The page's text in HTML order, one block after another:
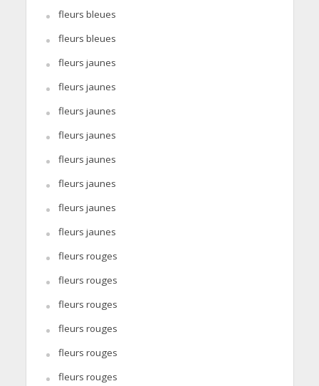
fleurs bleues
fleurs bleues
fleurs jaunes
fleurs jaunes
fleurs jaunes
fleurs jaunes
fleurs jaunes
fleurs jaunes
fleurs jaunes
fleurs jaunes
fleurs rouges
fleurs rouges
fleurs rouges
fleurs rouges
fleurs rouges
fleurs rouges